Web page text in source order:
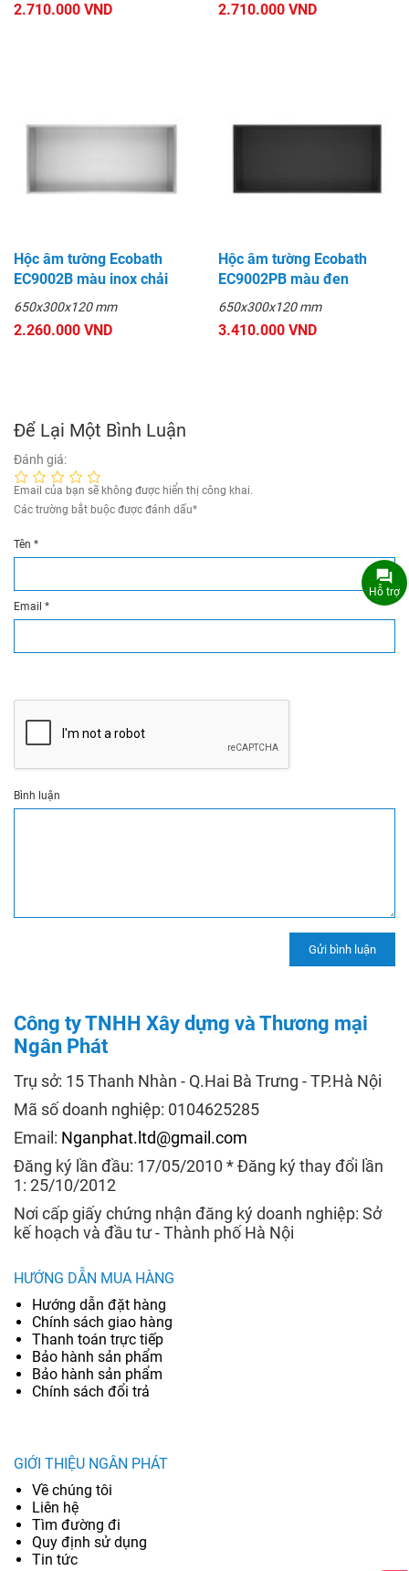
2.710.000 VND 2.710.000 VND
Hộc âm tường Ecobath
EC9002B màu inox chải
650x300x120 mm
2.260.000 VND
Hộc âm tường Ecobath
EC9002PB màu đen
650x300x120 mm
3.410.000 VND
Để Lại Một Bình Luận
Đánh giá:
Email của bạn sẽ không được hiển thị công khai.
Các trường bắt buộc được đánh dấu*
Tên *
Email *
Bình luận
Công ty TNHH Xây dựng và Thương mại
Ngân Phát
Trụ sở: 15 Thanh Nhàn - Q.Hai Bà Trưng - TP.Hà Nội
Mã số doanh nghiệp: 0104625285
Email: Nganphat.ltd@gmail.com
Đăng ký lần đầu: 17/05/2010 * Đăng ký thay đổi lần
1: 25/10/2012
Nơi cấp giấy chứng nhận đăng ký doanh nghiệp: Sở
kế hoạch và đầu tư - Thành phố Hà Nội
HƯỚNG DẪN MUA HÀNG
Hướng dẫn đặt hàng
Chính sách giao hàng
Thanh toán trực tiếp
Bảo hành sản phẩm
Bảo hành sản phẩm
Chính sách đổi trả
GIỚI THIỆU NGÂN PHÁT
Về chúng tôi
Liên hệ
Tìm đường đi
Quy định sử dụng
Tin tức
Hỗ trợ